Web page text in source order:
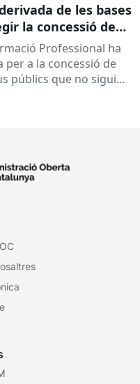
de les bases
la concessió de
per al
de formació i
2027
Professional ha
a la concessió de
públics que no siguin